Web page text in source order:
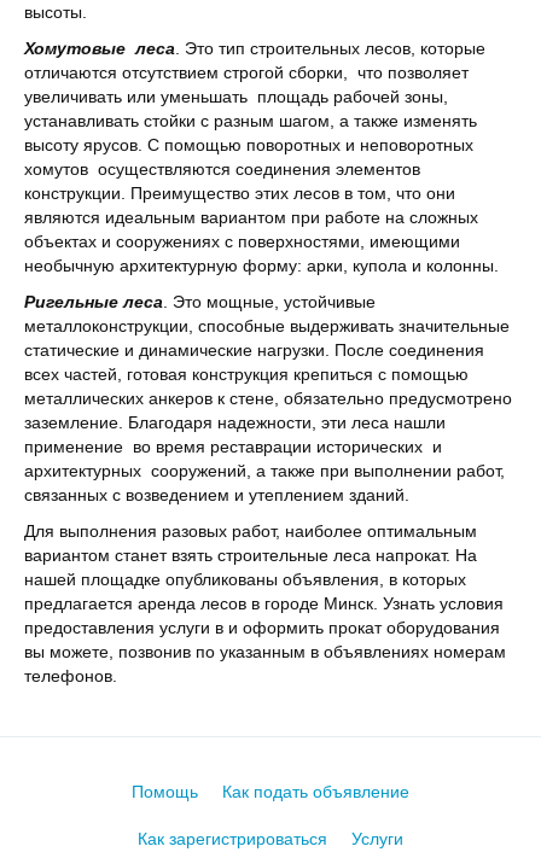
высоты.
Хомутовые леса . Это тип строительных лесов, которые
отличаются отсутствием строгой сборки, что позволяет
увеличивать или уменьшать площадь рабочей зоны,
устанавливать стойки с разным шагом, а также изменять
высоту ярусов. С помощью поворотных и неповоротных
хомутов осуществляются соединения элементов
конструкции. Преимущество этих лесов в том, что они
являются идеальным вариантом при работе на сложных
объектах и сооружениях с поверхностями, имеющими
необычную архитектурную форму: арки, купола и колонны.
Ригельные леса . Это мощные, устойчивые
металлоконструкции, способные выдерживать значительные
статические и динамические нагрузки. После соединения
всех частей, готовая конструкция крепиться с помощью
металлических анкеров к стене, обязательно предусмотрено
заземление. Благодаря надежности, эти леса нашли
применение во время реставрации исторических и
архитектурных сооружений, а также при выполнении работ,
связанных с возведением и утеплением зданий.
Для выполнения разовых работ, наиболее оптимальным
вариантом станет взять строительные леса напрокат. На
нашей площадке опубликованы объявления, в которых
предлагается аренда лесов в городе Минск. Узнать условия
предоставления услуги в и оформить прокат оборудования
вы можете, позвонив по указанным в объявлениях номерам
телефонов.
Помощь Как подать объявление
Как зарегистрироваться Услуги